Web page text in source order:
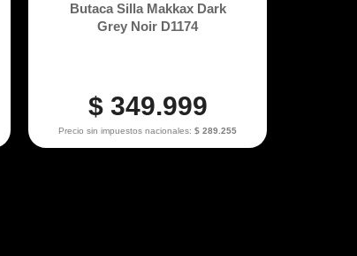
Butaca Silla Makkax Dark
Grey Noir D1174
$ 349.999
Precio sin impuestos nacionales: $ 289.255